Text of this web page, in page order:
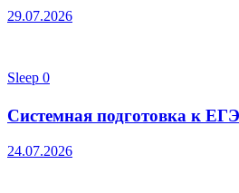
29.07.2026
Sleep 0
Системная подготовка к
24.07.2026